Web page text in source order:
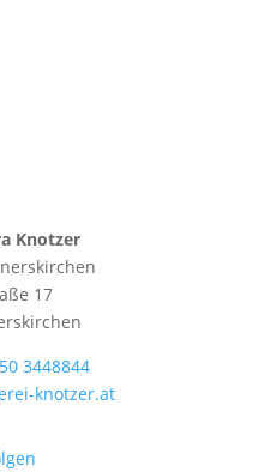
Knotzer
17
3448844
knotzer.at